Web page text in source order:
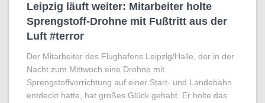
Leipzig läuft weiter: Mitarbeiter holte
Sprengstoff-Drohne mit Fußtritt aus der
Luft #terror
Der Mitarbeiter des Flughafens Leipzig/Halle, der in der
Nacht zum Mittwoch eine Drohne mit
Sprengstoffvorrichtung auf einer Start- und Landebahn
entdeckt hatte, hat großes Glück gehabt. Er holte das